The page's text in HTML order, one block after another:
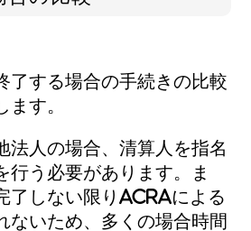
了する場合の手続きの比較
ます。
法人の場合、清算人を指名
行う必要があります。ま
了しない限りACRAによる
ないため、多くの場合時間